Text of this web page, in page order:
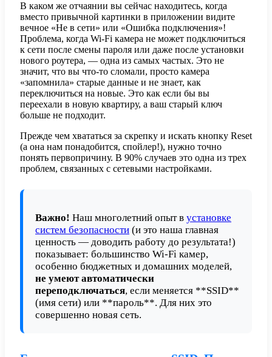
В каком же отчаянии вы сейчас находитесь, когда
вместо привычной картинки в приложении видите
вечное «Не в сети» или «Ошибка подключения»!
Проблема, когда Wi-Fi камера не может подключиться
к сети после смены пароля или даже после установки
нового роутера, — одна из самых частых. Это не
значит, что вы что-то сломали, просто камера
«запомнила» старые данные и не знает, как
переключиться на новые. Это как если бы вы
переехали в новую квартиру, а ваш старый ключ
больше не подходит.
Прежде чем хвататься за скрепку и искать кнопку Reset
(а она нам понадобится, спойлер!), нужно точно
понять первопричину. В 90% случаев это одна из трех
проблем, связанных с сетевыми настройками.
Важно! Наш многолетний опыт в установке
систем безопасности (и это наша главная
ценность — доводить работу до результата!)
показывает: большинство Wi-Fi камер,
особенно бюджетных и домашних моделей,
не умеют автоматически
переподключаться, если меняется **SSID**
(имя сети) или **пароль**. Для них это
совершенно новая сеть.